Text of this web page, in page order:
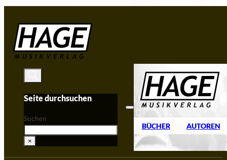
Seite durchsuchen
Suchen
×
BÜCHER AUTOREN